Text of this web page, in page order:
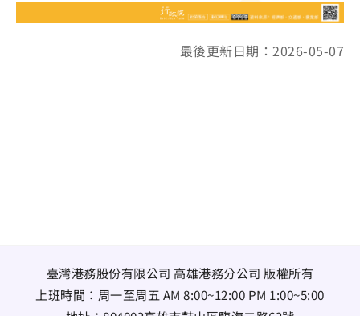
最後更新日期：2026-05-07
臺灣港務股份有限公司 高雄港務分公司 版權所有
上班時間：周一至周五 AM 8:00~12:00 PM 1:00~5:00